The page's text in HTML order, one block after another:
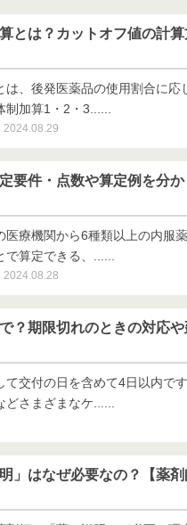
とは？カットオフ値の計
は、後発医薬品の使用割合に応
加算1・2・3......
2024.08.29
要件・点数や算定例を分
医療機関から6種類以上の内服
算定できる、......
2024.08.28
？期限切れのときの対応や
て交付の日を含めて4日以内で
さまざまなケ......
」はなぜ必要なの？【薬